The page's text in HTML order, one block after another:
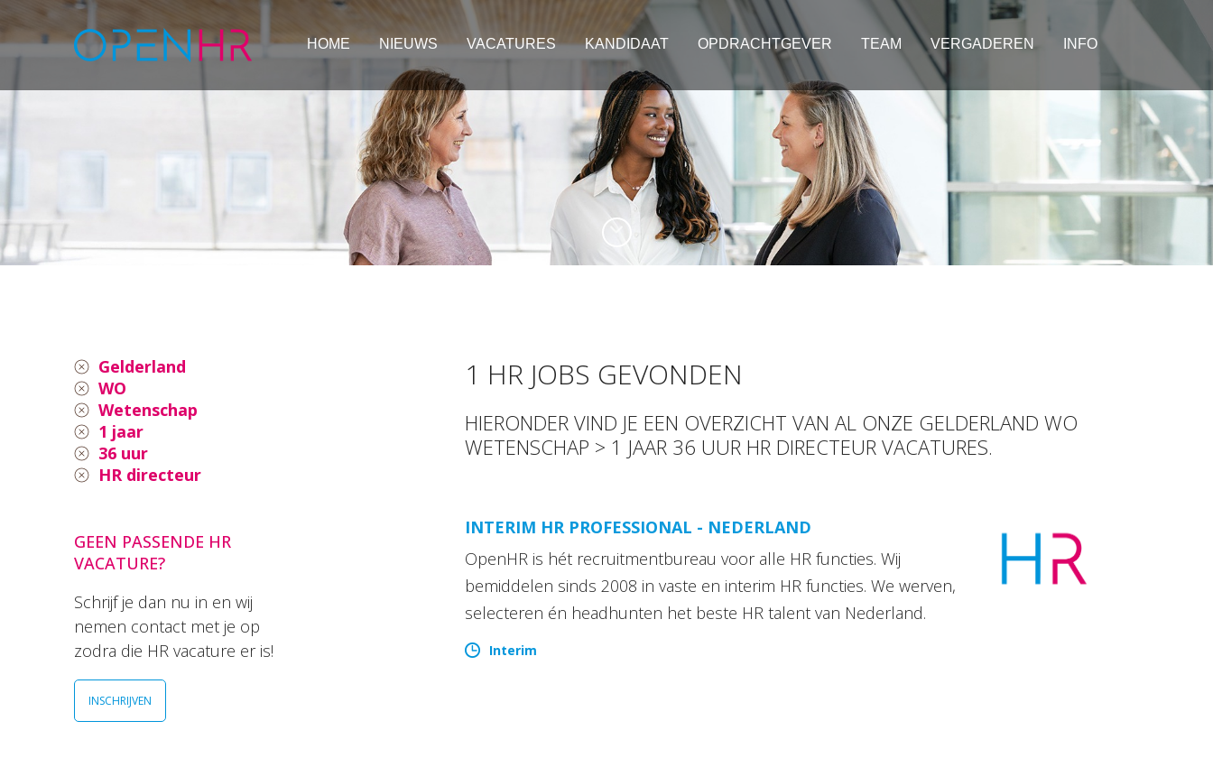
HOME NIEUWS VACATURES KANDIDAAT OPDRACHTGEVER TEAM VERGADEREN INFO
Gelderland
WO
Wetenschap
1 jaar
36 uur
HR directeur
GEEN PASSENDE HR
VACATURE?
Schrijf je dan nu in en wij
nemen contact met je op
zodra die HR vacature er is!
INSCHRIJVEN
1 HR JOBS GEVONDEN
HIERONDER VIND JE EEN OVERZICHT VAN AL ONZE GELDERLAND WO
WETENSCHAP > 1 JAAR 36 UUR HR DIRECTEUR VACATURES.
INTERIM HR PROFESSIONAL - NEDERLAND
OpenHR is hét recruitmentbureau voor alle HR functies. Wij
bemiddelen sinds 2008 in vaste en interim HR functies. We werven,
selecteren én headhunten het beste HR talent van Nederland.
Interim